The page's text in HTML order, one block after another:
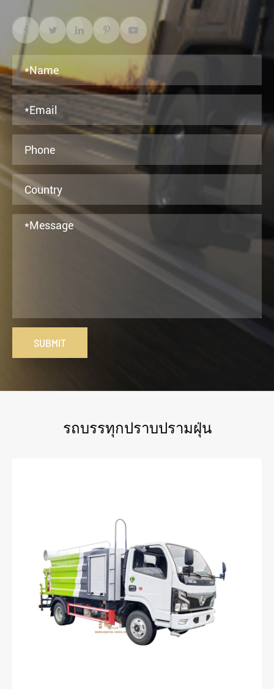
SUBMIT
รถบรรทุกปราบปรามฝุ่น